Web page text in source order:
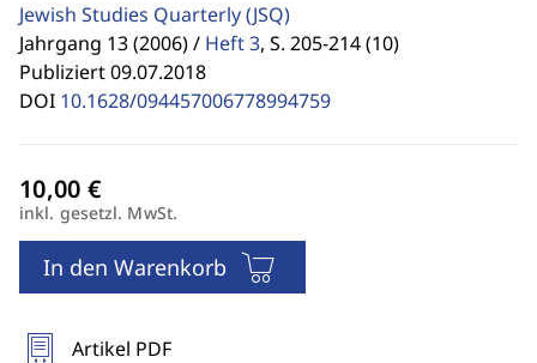
Jewish Studies Quarterly(JSQ)
Jahrgang 13 (2006) / Heft 3, S. 205-214 (10)
Publiziert 09.07.2018
DOI 10.1628/094457006778994759
inkl. gesetzl. MwSt.
In den Warenkorb
Artikel PDF